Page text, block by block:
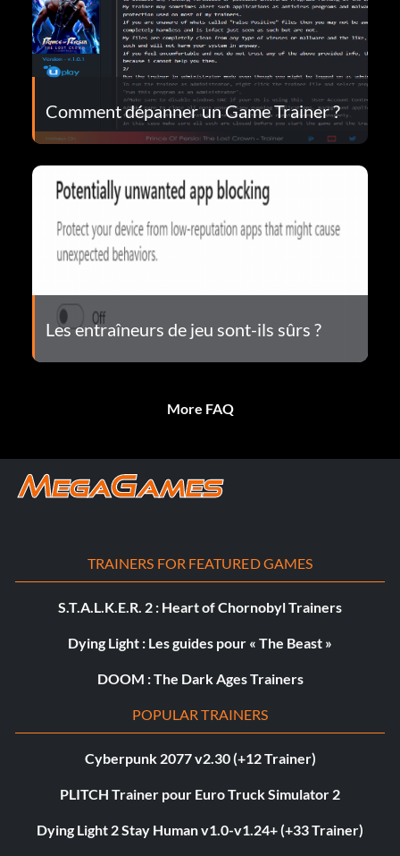
Comment dépanner un Game Trainer ?
Les entraîneurs de jeu sont-ils sûrs ?
More FAQ
TRAINERS FOR FEATURED GAMES
S.T.A.L.K.E.R. 2 : Heart of Chornobyl Trainers
Dying Light : Les guides pour « The Beast »
DOOM : The Dark Ages Trainers
POPULAR TRAINERS
Cyberpunk 2077 v2.30 (+12 Trainer)
PLITCH Trainer pour Euro Truck Simulator 2
Dying Light 2 Stay Human v1.0-v1.24+ (+33 Trainer)